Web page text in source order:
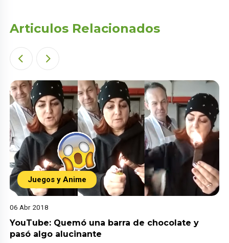
Articulos Relacionados
Juegos y Anime
06 Abr 2018
YouTube: Quemó una barra de chocolate y
pasó algo alucinante